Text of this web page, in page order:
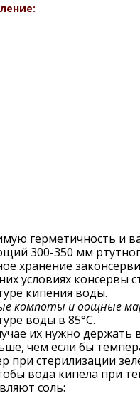
герметичность и
300-350 мм
хранение
условиях консервы
кипения воды.
компоты и оощные
воды в 85°С.
их нужно держать
чем если бы
при стерилизации
вода кипела при
соль: